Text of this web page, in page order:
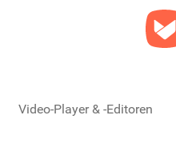
Video-Player & -Editoren